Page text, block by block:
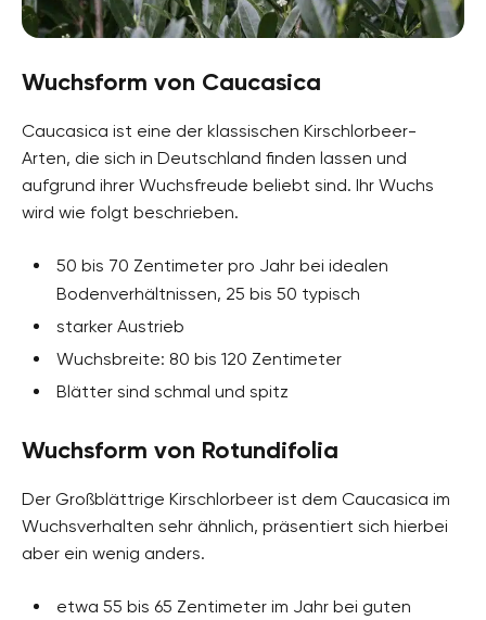
Wuchsform von Caucasica
Caucasica ist eine der klassischen Kirschlorbeer-
Arten, die sich in Deutschland finden lassen und
aufgrund ihrer Wuchsfreude beliebt sind. Ihr Wuchs
wird wie folgt beschrieben.
50 bis 70 Zentimeter pro Jahr bei idealen
Bodenverhältnissen, 25 bis 50 typisch
starker Austrieb
Wuchsbreite: 80 bis 120 Zentimeter
Blätter sind schmal und spitz
Wuchsform von Rotundifolia
Der Großblättrige Kirschlorbeer ist dem Caucasica im
Wuchsverhalten sehr ähnlich, präsentiert sich hierbei
aber ein wenig anders.
etwa 55 bis 65 Zentimeter im Jahr bei guten